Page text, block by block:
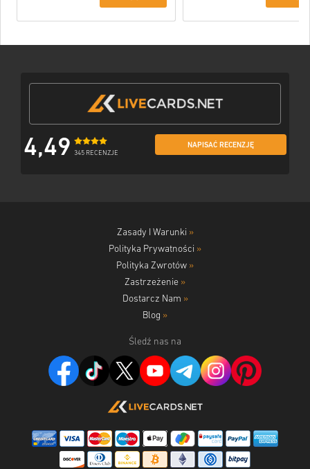
4,49 345 RECENZJE
NAPISAĆ RECENZJĘ
Zasady I Warunki »
Polityka Prywatności »
Polityka Zwrotów »
Zastrzeżenie »
Dostarcz Nam »
Blog »
Śledź nas na